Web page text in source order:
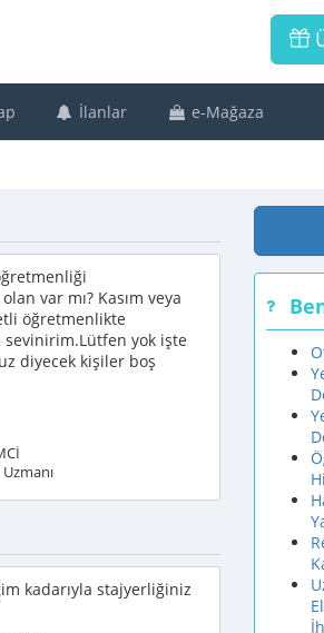
İlanlar e-Mağaza
var mı? Kasım veya
öğretmenlikte
sevinirim.Lütfen yok işte
diyecek kişiler boş
kadarıyla stajyerliğiniz